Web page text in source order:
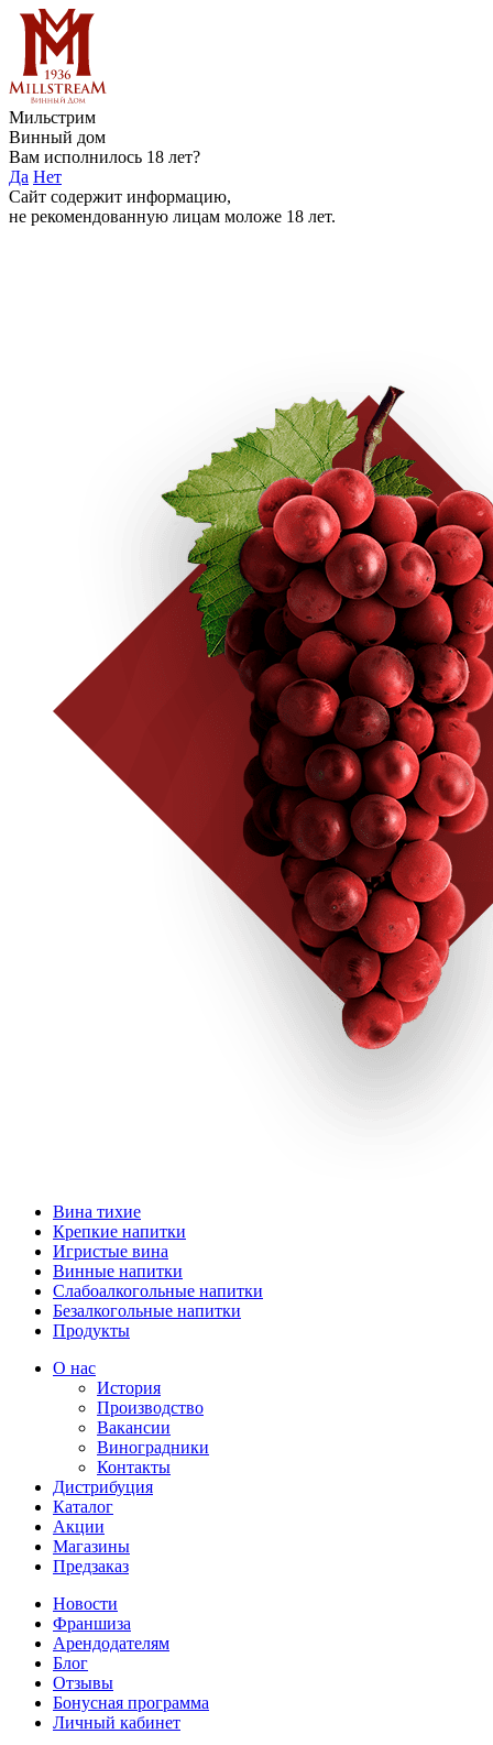
Мильстрим
Винный дом
Вам исполнилось 18 лет?
Да Нет
Сайт содержит информацию,
не рекомендованную лицам моложе 18 лет.
Вина тихие
Крепкие напитки
Игристые вина
Винные напитки
Слабоалкогольные напитки
Безалкогольные напитки
Продукты
О нас
История
Производство
Вакансии
Виноградники
Контакты
Дистрибуция
Каталог
Акции
Магазины
Предзаказ
Новости
Франшиза
Арендодателям
Блог
Отзывы
Бонусная программа
Личный кабинет